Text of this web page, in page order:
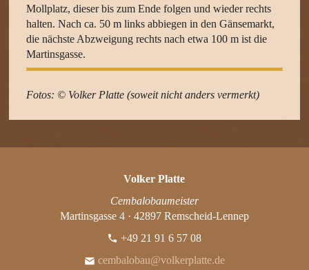
Mollplatz, dieser bis zum Ende folgen und wieder rechts
halten. Nach ca. 50 m links abbiegen in den Gänsemarkt,
die nächste Abzweigung rechts nach etwa 100 m ist die
Martinsgasse.
Fotos: © Volker Platte (soweit nicht anders vermerkt)
Volker Platte
Cembalobaumeister
Martinsgasse 4 · 42897 Remscheid-Lennep
+49 21 91 6 57 08
cembalobau@volkerplatte.de